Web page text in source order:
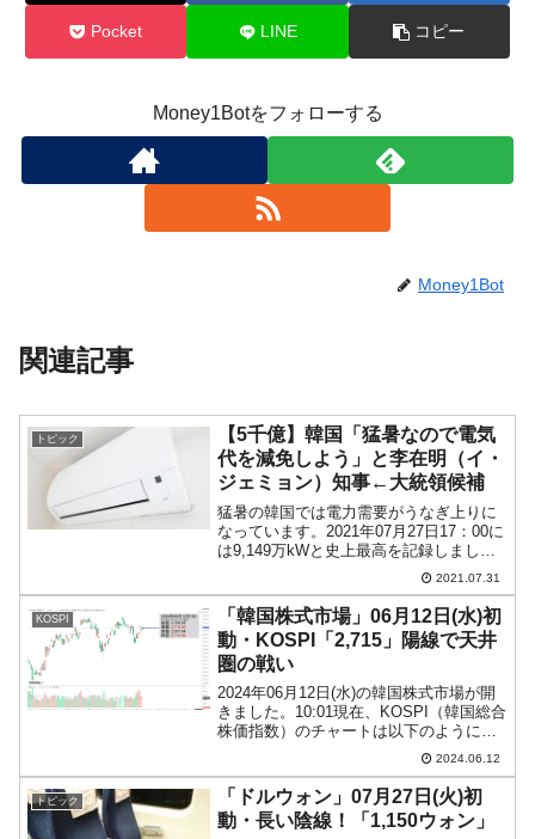
Pocket LINE コピー
Money1Botをフォローする
Money1Bot
関連記事
トピック
【5千億】韓国「猛暑なので電気
代を減免しよう」と李在明（イ・
ジェミョン）知事←大統領候補
猛暑の韓国では電力需要がうなぎ上りに
なっています。2021年07月27日17：00に
は9,149万kWと史上最高を記録しまし
た。この暑い中、次期大統領選挙に出馬
を表明している各候補は国民からの支持
を取り付けるように各種の発言を行って
います。...
2021.07.31
KOSPI
「韓国株式市場」06月12日(水)初
動・KOSPI「2,715」陽線で天井
圏の戦い
2024年06月12日(水)の韓国株式市場が開
きました。10:01現在、KOSPI（韓国総合
株価指数）のチャートは以下のようにな
『Investing.com』より引用）。現在のと
ころ陽線。直近最高値さいたかねを抜け
るか...
2024.06.12
トピック
「ドルウォン」07月27日(火)初
動・長い陰線！「1,150ウォン」